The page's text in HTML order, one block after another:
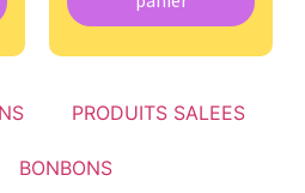
PRODUITS SALEES
BONBONS